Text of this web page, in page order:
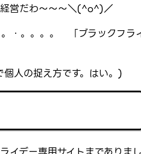
営だわ～～～＼(^o^)／
・。。。。 「ブラックフラ
人の捉え方です。はい。)